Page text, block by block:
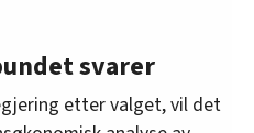
svarer
etter valget, vil det